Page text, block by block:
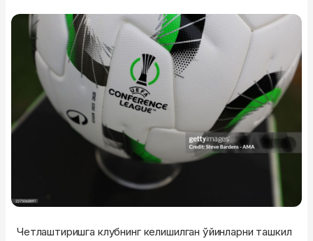
Четлаштиришга клубнинг келишилган ўйинларни ташкил